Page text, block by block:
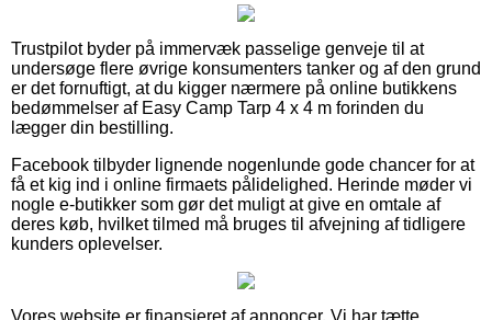
Trustpilot byder på immervæk passelige genveje til at
undersøge flere øvrige konsumenters tanker og af den grund
er det fornuftigt, at du kigger nærmere på online butikkens
bedømmelser af Easy Camp Tarp 4 x 4 m forinden du
lægger din bestilling.
Facebook tilbyder lignende nogenlunde gode chancer for at
få et kig ind i online firmaets pålidelighed. Herinde møder vi
nogle e-butikker som gør det muligt at give en omtale af
deres køb, hvilket tilmed må bruges til afvejning af tidligere
kunders oplevelser.
Vores website er finansieret af annoncer. Vi har tætte